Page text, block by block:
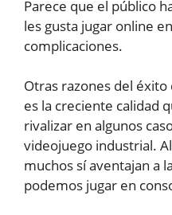
Parece que el público
les gusta jugar online
complicaciones.
Otras razones del éxito
es la creciente calidad
rivalizar en algunos
videojuego industrial.
muchos sí aventajan a
podemos jugar en